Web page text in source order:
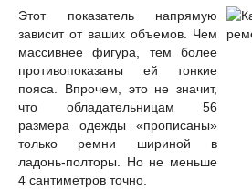
Этот показатель напрямую
зависит от ваших объемов. Чем
массивнее фигура, тем более
противопоказаны ей тонкие
пояса. Впрочем, это не значит,
что обладательницам 56
размера одежды «прописаны»
только ремни шириной в
ладонь-полторы. Но не меньше
4 сантиметров точно.